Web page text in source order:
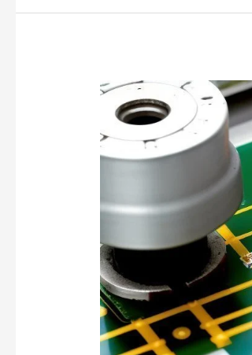
HASL-
Oberflächenbeschaffenheit:
Leitfaden
zum